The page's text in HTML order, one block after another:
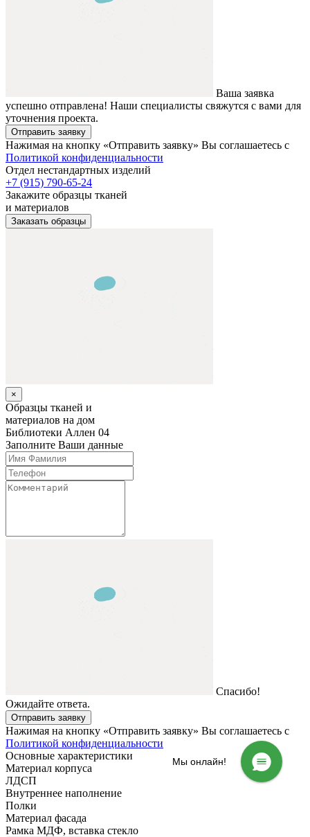
Ваша заявка
успешно отправлена! Наши специалисты свяжутся с вами для
уточнения проекта.
Отправить заявку
Нажимая на кнопку «Отправить заявку» Вы соглашаетесь с
Политикой конфиденциальности
Отдел нестандартных изделий
+7 (915) 790-65-24
Закажите образцы тканей
и материалов
Заказать образцы
×
Образцы тканей и
материалов на дом
Библиотеки Аллен 04
Заполните Ваши данные
Спасибо!
Ожидайте ответа.
Отправить заявку
Нажимая на кнопку «Отправить заявку» Вы соглашаетесь с
Политикой конфиденциальности
Основные характеристики
Материал корпуса
ЛДСП
Внутреннее наполнение
Полки
Материал фасада
Рамка МДФ, вставка стекло
Мы онлайн!